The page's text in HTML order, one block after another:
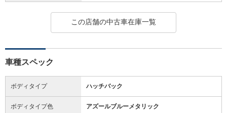
この店舗の中古車在庫一覧
車種スペック
ボディタイプ ハッチバック
ボディタイプ色 アズールブルーメタリック